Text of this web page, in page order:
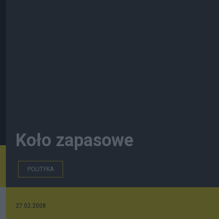
Koło zapasowe
POLITYKA
27.02.2008